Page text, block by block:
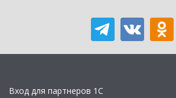
Вход для партнеров 1С